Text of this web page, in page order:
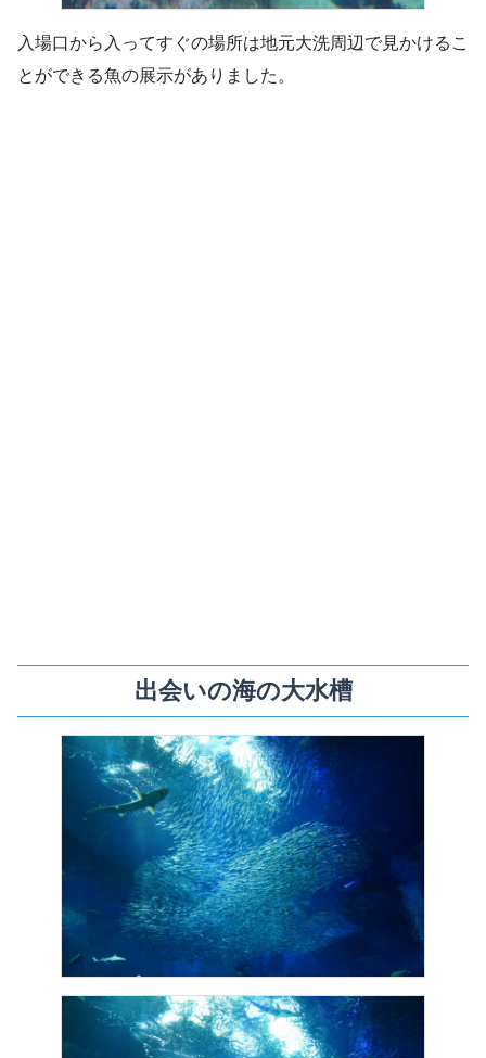
入場口から入ってすぐの場所は地元大洗周辺で見かけるこ
とができる魚の展示がありました。
出会いの海の大水槽